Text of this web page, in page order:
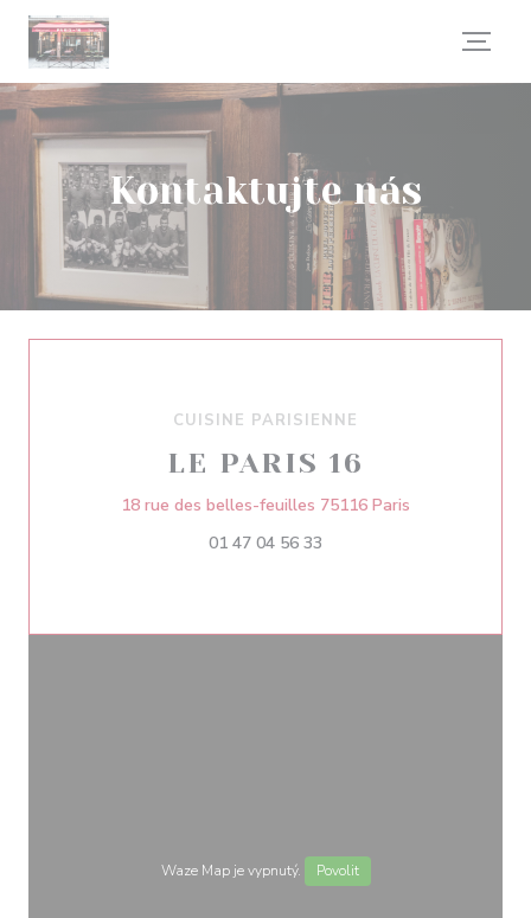
Panel pro správu cookies
Kontaktujte nás
CUISINE PARISIENNE
LE PARIS 16
18 rue des belles-feuilles 75116 Paris
01 47 04 56 33
Waze Map je vypnutý. Povolit